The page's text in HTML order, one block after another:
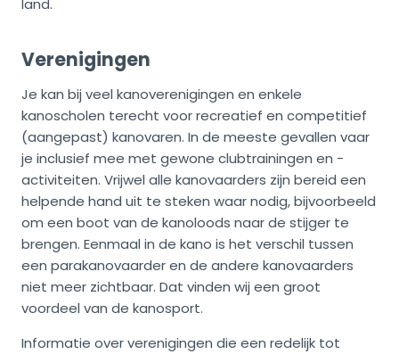
land.
Verenigingen
Je kan bij veel kanoverenigingen en enkele
kanoscholen terecht voor recreatief en competitief
(aangepast) kanovaren. In de meeste gevallen vaar
je inclusief mee met gewone clubtrainingen en -
activiteiten. Vrijwel alle kanovaarders zijn bereid een
helpende hand uit te steken waar nodig, bijvoorbeeld
om een boot van de kanoloods naar de stijger te
brengen. Eenmaal in de kano is het verschil tussen
een parakanovaarder en de andere kanovaarders
niet meer zichtbaar. Dat vinden wij een groot
voordeel van de kanosport.
Informatie over verenigingen die een redelijk tot